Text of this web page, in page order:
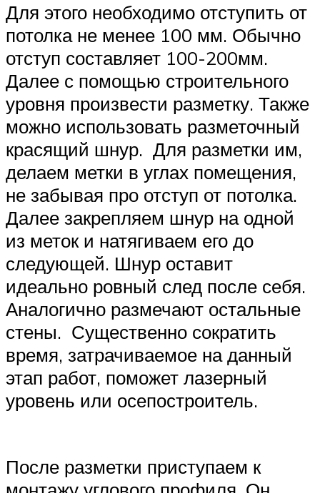
Для этого необходимо отступить от
потолка не менее 100 мм. Обычно
отступ составляет 100-200мм.
Далее с помощью строительного
уровня произвести разметку. Также
можно использовать разметочный
красящий шнур. Для разметки им,
делаем метки в углах помещения,
не забывая про отступ от потолка.
Далее закрепляем шнур на одной
из меток и натягиваем его до
следующей. Шнур оставит
идеально ровный след после себя.
Аналогично размечают остальные
стены. Существенно сократить
время, затрачиваемое на данный
этап работ, поможет лазерный
уровень или осепостроитель.
После разметки приступаем к